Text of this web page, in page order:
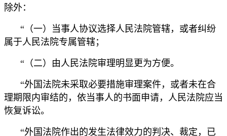
除外：
“（一）当事人协议选择人民法院管辖，或者纠纷
属于人民法院专属管辖；
“（二）由人民法院审理明显更为方便。
“外国法院未采取必要措施审理案件，或者未在合
理期限内审结的，依当事人的书面申请，人民法院应当
恢复诉讼。
“外国法院作出的发生法律效力的判决、裁定，已